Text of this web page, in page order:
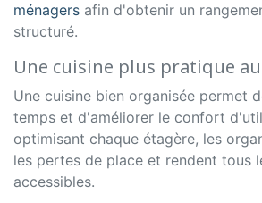
ménagers afin d'obtenir un
structuré.
Une cuisine plus pratique
Une cuisine bien organisée permet
temps et d'améliorer le confort
optimisant chaque étagère, les
les pertes de place et rendent tous
accessibles.